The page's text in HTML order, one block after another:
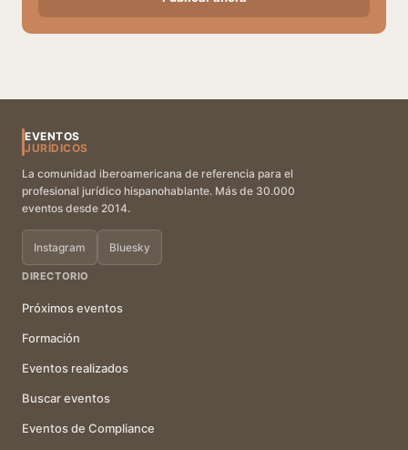
EVENTOS
JURÍDICOS
La comunidad iberoamericana de referencia para el
profesional jurídico hispanohablante. Más de 30.000
eventos desde 2014.
Instagram Bluesky
DIRECTORIO
Próximos eventos
Formación
Eventos realizados
Buscar eventos
Eventos de Compliance